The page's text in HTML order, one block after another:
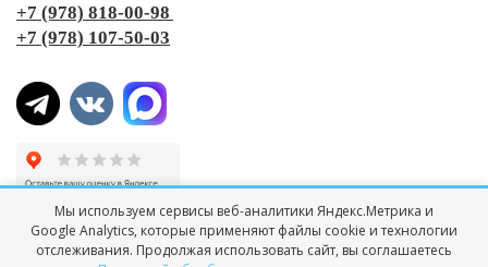
+7 (978) 818-00-98
+7 (978) 107-50-03
© Все права защищены "ТК Черноморская Лига Тур"
Мы используем сервисы веб-аналитики Яндекс.Метрика и
Google Analytics, которые применяют файлы cookie и технологии
отслеживания. Продолжая использовать сайт, вы соглашаетесь